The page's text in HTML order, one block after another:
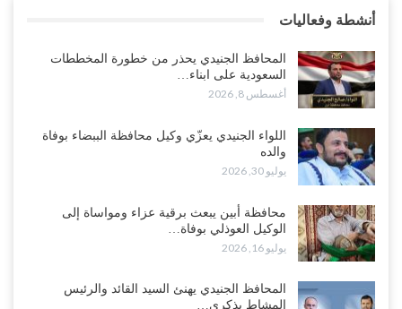
فصائل موالية للإمارات..!
أغسطس 7, 2026
في يافع..!
أغسطس 7, 2026
دعوات لتطوير خدمات السمع ومواكبة التقنيات…
أغسطس 7, 2026
“حضرموت“| عصيان مدني واسع ورفض للتجنيد السعودي يوسّعان
المواجهة مع الرياض..!
أنشطة وفعاليات
المحافظ الجنيدي يحذر من خطورة المخططات
السعودية على ابناء…
أغسطس 8, 2026
اللواء الجنيدي يعزّي وكيل محافظة الببضاء بوفاة
والده
يوليو 30, 2026
محافظة أبين يبعث برقية عزاء ومواساة إلى
الوكيل العوذلي بوفاة…
يوليو 16, 2026
المحافظ الجنيدي يهنئ السيد القائد والرئيس
المشاط بذكرى…